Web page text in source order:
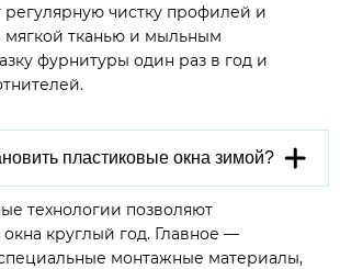
регулярную чистку профилей и
мягкой тканью и мыльным
фурнитуры один раз в год и
пластиковые окна зимой?
технологии позволяют
окна круглый год. Главное —
монтажные материалы,